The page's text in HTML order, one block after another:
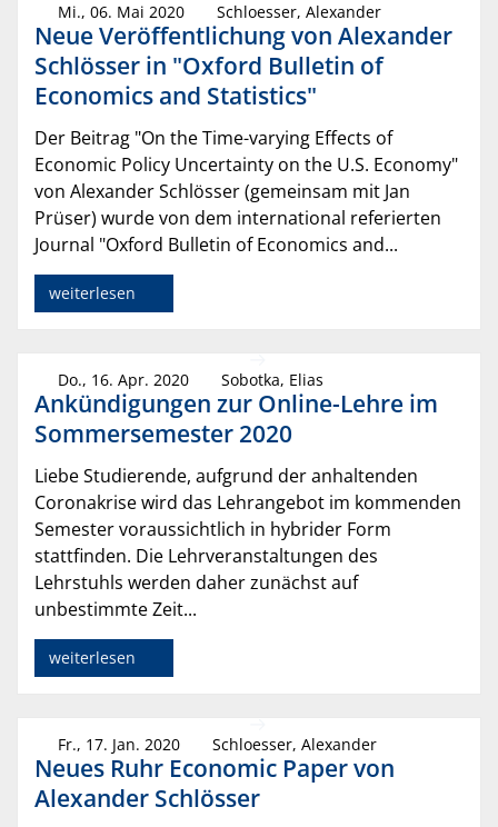
Mi., 06. Mai 2020 Schloesser, Alexander
Neue Veröffentlichung von Alexander
Schlösser in "Oxford Bulletin of
Economics and Statistics"
Der Beitrag "On the Time-varying Effects of
Economic Policy Uncertainty on the U.S. Economy"
von Alexander Schlösser (gemeinsam mit Jan
Prüser) wurde von dem international referierten
Journal "Oxford Bulletin of Economics and...
weiterlesen
Do., 16. Apr. 2020 Sobotka, Elias
Ankündigungen zur Online-Lehre im
Sommersemester 2020
Liebe Studierende, aufgrund der anhaltenden
Coronakrise wird das Lehrangebot im kommenden
Semester voraussichtlich in hybrider Form
stattfinden. Die Lehrveranstaltungen des
Lehrstuhls werden daher zunächst auf
unbestimmte Zeit...
weiterlesen
Fr., 17. Jan. 2020 Schloesser, Alexander
Neues Ruhr Economic Paper von
Alexander Schlösser